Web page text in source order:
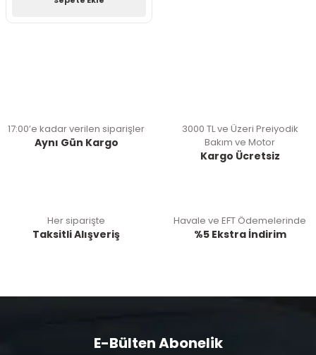
17:00’e kadar verilen siparişler
Aynı Gün Kargo
3000 TL ve Üzeri Preiyodik
Bakım ve Motor
Kargo Ücretsiz
Her siparişte
Taksitli Alışveriş
Havale ve EFT Ödemelerinde
%5 Ekstra İndirim
E-Bülten Abonelik